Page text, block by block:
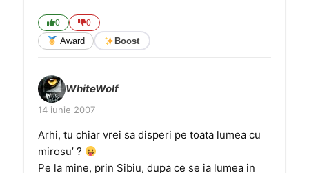
0 0
Award Boost
WhiteWolf
14 iunie 2007
Arhi, tu chiar vrei sa disperi pe toata lumea cu
mirosu’ ?
Pe la mine, prin Sibiu, dupa ce se ia lumea in